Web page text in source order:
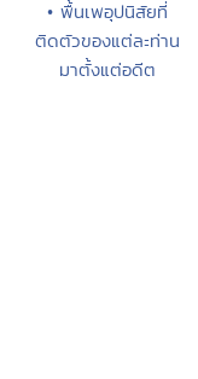
• พื้นเพอุปนิสัยที่
ติดตัวของแต่ละท่าน
มาตั้งแต่อดีต